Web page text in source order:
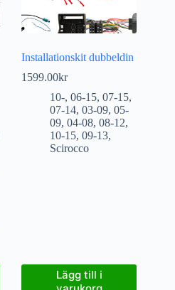
Installationskit dubbeldin
1599.00kr
10-,06-15,07-15,
07-14,03-09,05-
09,04-08,08-12,
10-15,09-13,
Scirocco
Lägg till i